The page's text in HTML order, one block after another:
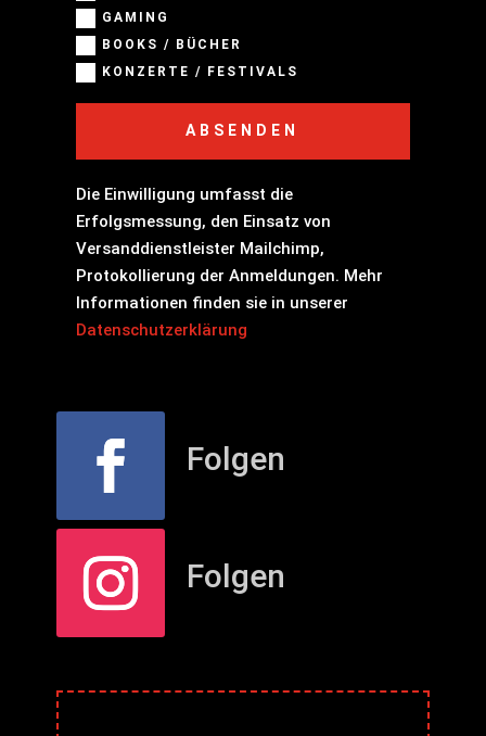
GAMING
BOOKS / BÜCHER
KONZERTE / FESTIVALS
ABSENDEN
Die Einwilligung umfasst die
Erfolgsmessung, den Einsatz von
Versanddienstleister Mailchimp,
Protokollierung der Anmeldungen. Mehr
Informationen finden sie in unserer
Datenschutzerklärung
Folgen
Folgen